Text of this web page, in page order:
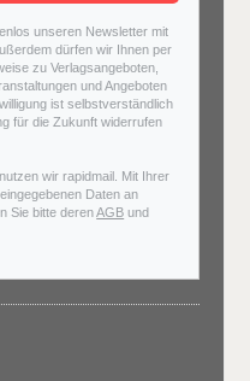
unseren Newsletter mit
dürfen wir Ihnen per
zu Verlagsangeboten,
und Angeboten
ist selbstverständlich
für die Zukunft widerrufen
wir rapidmail. Mit Ihrer
Daten an
Sie bitte derenAGB und